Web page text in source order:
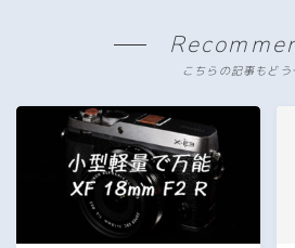
こちらの記事もどう